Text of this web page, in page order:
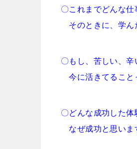
〇これまでどんな仕
そのときに、学ん
〇もし、苦しい、
今に活きてること
〇どんな成功した体
なぜ成功と思いま